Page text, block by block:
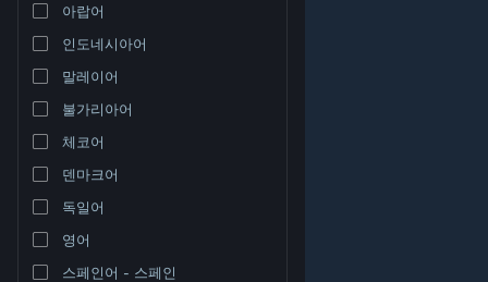
PC 웹사이트 보기
아랍어
인도네시아어
말레이어
불가리아어
체코어
덴마크어
독일어
영어
스페인어 - 스페인